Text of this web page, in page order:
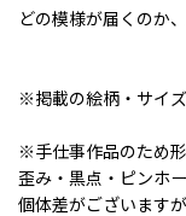
どの模様が届くのか
※掲載の絵柄・サイズ
※手仕事作品のため
歪み・黒点・ピンホ
個体差がございます